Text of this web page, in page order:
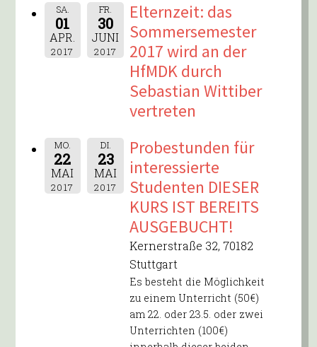
SA.
01
APR.
2017
FR.
30
JUNI
2017
Elternzeit: das
Sommersemester
2017 wird an der
HfMDK durch
Sebastian Wittiber
vertreten
MO.
22
MAI
2017
DI.
23
MAI
2017
Probestunden für
interessierte
Studenten DIESER
KURS IST BEREITS
AUSGEBUCHT!
Kernerstraße 32, 70182
Stuttgart
Es besteht die Möglichkeit
zu einem Unterricht (50€)
am 22. oder 23.5. oder zwei
Unterrichten (100€)